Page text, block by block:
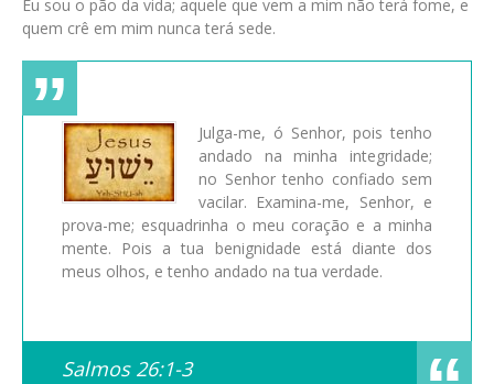
Eu sou o pão da vida; aquele que vem a mim não terá fome, e
quem crê em mim nunca terá sede.
Julga-me, ó Senhor, pois tenho
andado na minha integridade;
no Senhor tenho confiado sem
vacilar. Examina-me, Senhor, e
prova-me; esquadrinha o meu coração e a minha
mente. Pois a tua benignidade está diante dos
meus olhos, e tenho andado na tua verdade.
Salmos 26:1-3